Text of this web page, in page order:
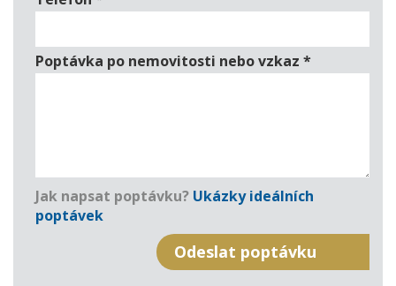
Poptávka po nemovitosti nebo vzkaz *
Jak napsat poptávku? Ukázky ideálních
poptávek